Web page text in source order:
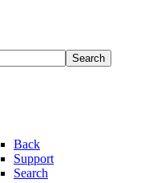
Search
Back
Support
Search